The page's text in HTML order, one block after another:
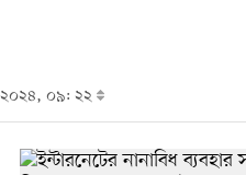
২০২৪, ০৯: ২২